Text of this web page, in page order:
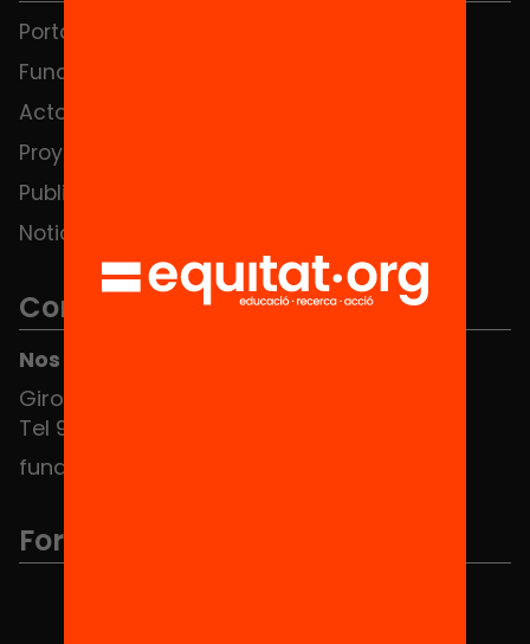
Portada
Fundación
Actos
Proyectos
Publicaciones y vídeos
Noticias
Contacto
Nos puedes encontrar en el HUB Social
Girona 34, interior 08010 Barcelona
Tel 934 588 700
fundacio@equitat.org
Formamos parte de...